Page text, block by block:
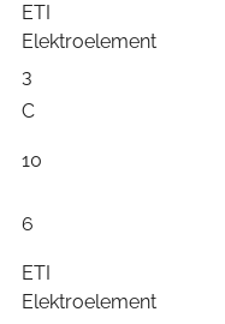
ETI
Elektroelement
3
C
10
6
ETI
Elektroelement